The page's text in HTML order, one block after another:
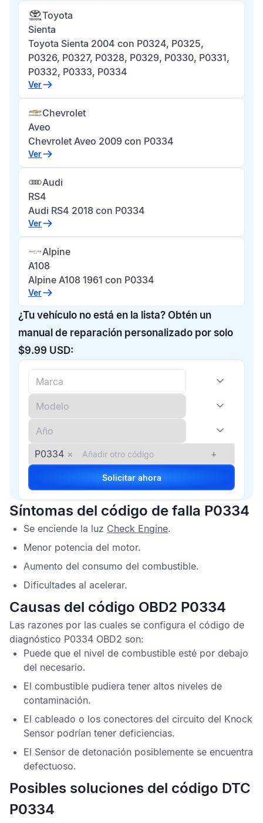
Toyota
Sienta
Toyota Sienta 2004 con P0324, P0325,
P0326, P0327, P0328, P0329, P0330, P0331,
P0332, P0333, P0334
Ver
Chevrolet
Aveo
Chevrolet Aveo 2009 con P0334
Ver
Audi
RS4
Audi RS4 2018 con P0334
Ver
Alpine
A108
Alpine A108 1961 con P0334
Ver
¿Tu vehículo no está en la lista? Obtén un
manual de reparación personalizado por solo
$9.99 USD:
P0334 × +
Solicitar ahora
Síntomas del código de falla P0334
Se enciende la luz Check Engine.
Menor potencia del motor.
Aumento del consumo del combustible.
Dificultades al acelerar.
Causas del código OBD2 P0334
Las razones por las cuales se configura el código de
diagnóstico P0334 OBD2 son:
Puede que el nivel de combustible esté por debajo
del necesario.
El combustible pudiera tener altos niveles de
contaminación.
El cableado o los conectores del circuito del Knock
Sensor podrían tener deficiencias.
El Sensor de detonación posiblemente se encuentra
defectuoso.
Posibles soluciones del código DTC
P0334